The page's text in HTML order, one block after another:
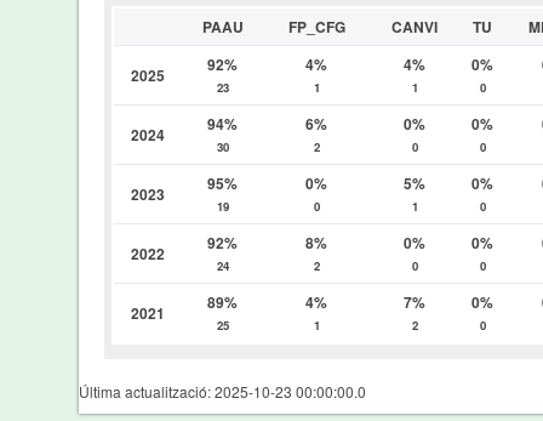
PAAU FP_CFG CANVI TU
2025 92%
23
4%
1
4%
1
0%
0
2024 94%
30
6%
2
0%
0
0%
0
2023 95%
19
0%
0
5%
1
0%
0
2022 92%
24
8%
2
0%
0
0%
0
2021 89%
25
4%
1
7%
2
0%
0
Última actualització: 2025-10-23 00:00:00.0